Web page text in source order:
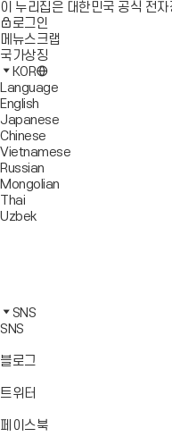
이 누리집은 대한민국 공식 전
로그인
메뉴스크랩
국가상징
KOR
Language
English
Japanese
Chinese
Vietnamese
Russian
Mongolian
Thai
Uzbek
가
기
로
가
북
바
가
타
그
바
가
카
오
바
가
SNS
SNS
블로그
트위터
가
페이스북바